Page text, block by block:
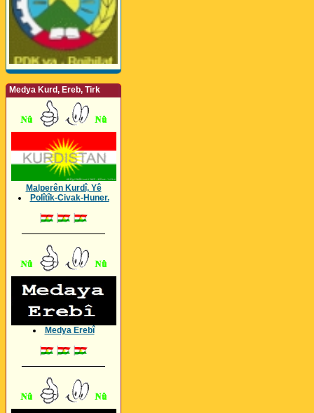
Medya Kurd, Ereb, Tirk
Malperên Kurdî, Yê
Polîtîk-Civak-Huner.
Medya Erebî